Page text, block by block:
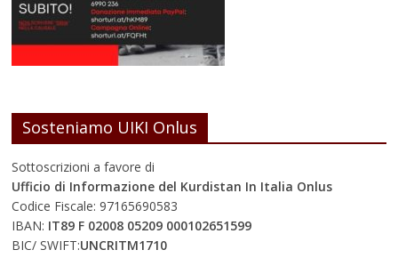
Sosteniamo UIKI Onlus
Sottoscrizioni a favore di
Ufficio di Informazione del Kurdistan In Italia Onlus
Codice Fiscale: 97165690583
IBAN: IT89 F 02008 05209 000102651599
BIC/ SWIFT:UNCRITM1710